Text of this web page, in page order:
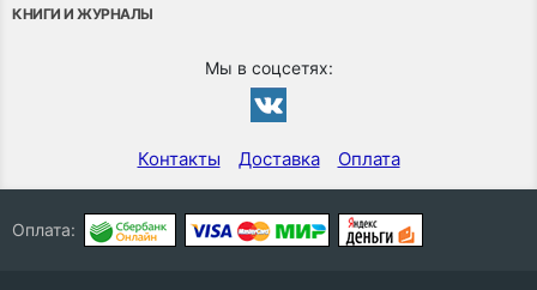
КНИГИ И ЖУРНАЛЫ
Мы в соцсетях:
Контакты Доставка Оплата
Оплата: